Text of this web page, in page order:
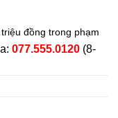
đồng trong phạm
077.555.0120 (8-